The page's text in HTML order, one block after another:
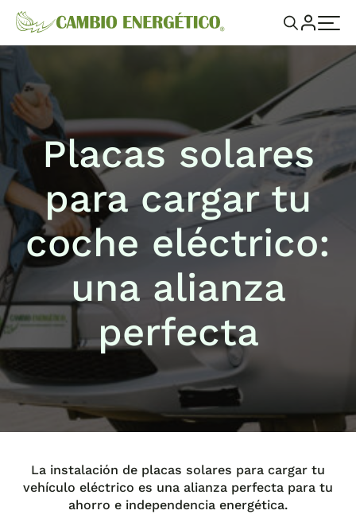
Placas solares
para cargar tu
coche eléctrico:
una alianza
perfecta
La instalación de placas solares para cargar tu
vehículo eléctrico es una alianza perfecta para tu
ahorro e independencia energética.